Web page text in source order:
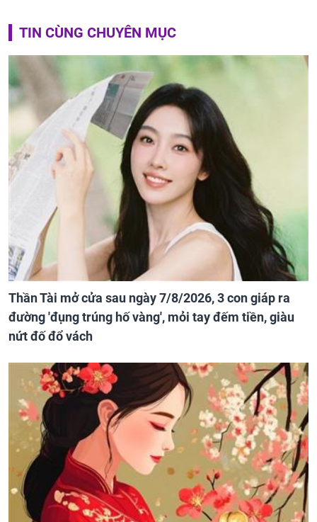
TIN CÙNG CHUYÊN MỤC
Thần Tài mở cửa sau ngày 7/8/2026, 3 con giáp ra
đường 'đụng trúng hố vàng', mỏi tay đếm tiền, giàu
nứt đố đổ vách